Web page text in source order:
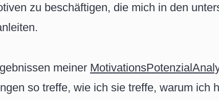
zu beschäftigen, die mich in den
meiner
so treffe, wie ich sie treffe, warum ich